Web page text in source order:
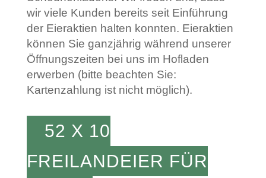
wir viele Kunden bereits seit Einführung
der Eieraktien halten konnten. Eieraktien
können Sie ganzjährig während unserer
Öffnungszeiten bei uns im Hofladen
erwerben (bitte beachten Sie:
Kartenzahlung ist nicht möglich).
52 X 10
FREILANDEIER FÜR